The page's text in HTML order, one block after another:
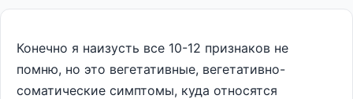
Конечно я наизусть все 10-12 признаков не
помню, но это вегетативные, вегетативно-
соматические симптомы, куда относятся